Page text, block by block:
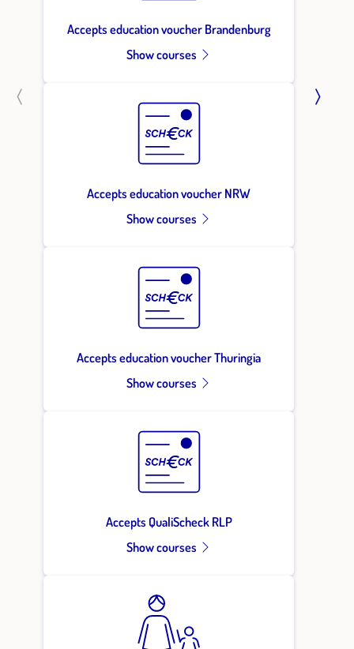
Accepts education voucher Brandenburg
Show courses
Accepts education voucher NRW
Show courses
Accepts education voucher Thuringia
Show courses
Accepts QualiScheck RLP
Show courses